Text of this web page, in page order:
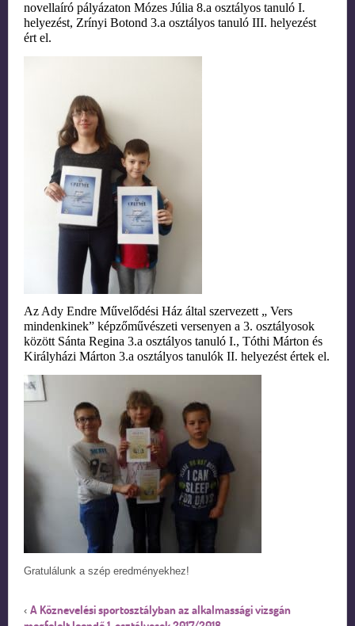
novellaíró pályázaton Mózes Júlia 8.a osztályos tanuló I.
helyezést, Zrínyi Botond 3.a osztályos tanuló III. helyezést
ért el.
Az Ady Endre Művelődési Ház által szervezett „ Vers
mindenkinek” képzőművészeti versenyen a 3. osztályosok
között Sánta Regina 3.a osztályos tanuló I., Tóthi Márton és
Királyházi Márton 3.a osztályos tanulók II. helyezést értek el.
Gratulálunk a szép eredményekhez!
‹ A Köznevelési sportosztályban az alkalmassági vizsgán